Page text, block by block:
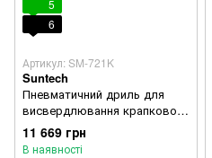
5
6
Артикул: SM-721K
Suntech
Пневматичний дриль для
висвердлювання крапкового
зварювання SUNTECH SM-
721K
11 669 грн
В наявності